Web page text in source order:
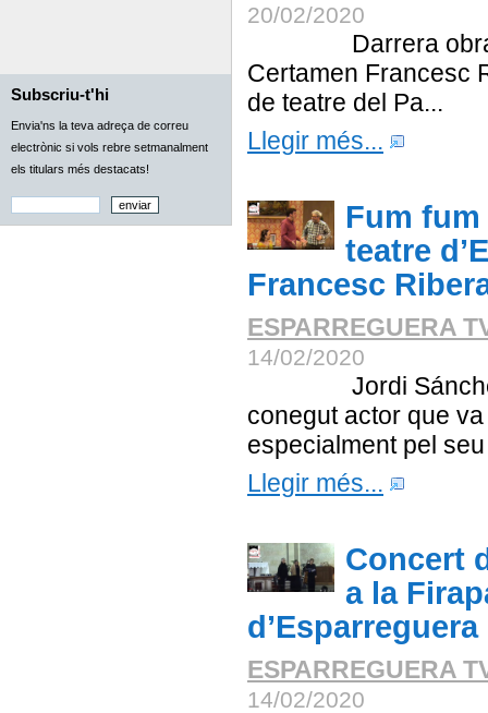
Subscriu-t'hi
Envia'ns la teva adreça de correu
electrònic si vols rebre setmanalment
els titulars més destacats!
20/02/2020
Darrera obra
Certamen Francesc
de teatre del Pa...
Llegir més...
Fum
teatre
Francesc
ESPARREGUERA
14/02/2020
Jordi Sánchez
conegut actor que
especialment pel
Llegir més...
Concert
a la
d’Esparreguera
ESPARREGUERA
14/02/2020